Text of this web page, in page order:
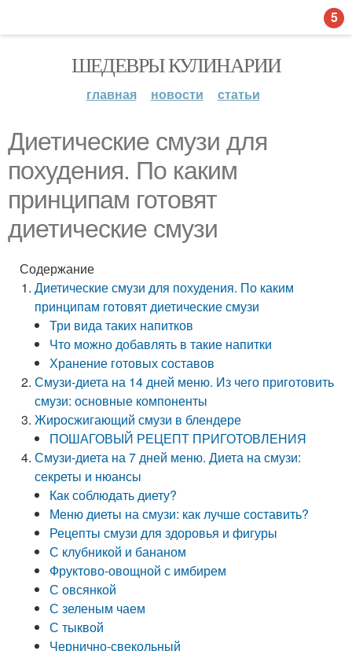
ШЕДЕВРЫ КУЛИНАРИИ
главная новости статьи
Диетические смузи для
похудения. По каким
принципам готовят
диетические смузи
Содержание
Диетические смузи для похудения. По каким
принципам готовят диетические смузи
Три вида таких напитков
Что можно добавлять в такие напитки
Хранение готовых составов
Смузи-диета на 14 дней меню. Из чего приготовить
смузи: основные компоненты
Жиросжигающий смузи в блендере
ПОШАГОВЫЙ РЕЦЕПТ ПРИГОТОВЛЕНИЯ
Смузи-диета на 7 дней меню. Диета на смузи:
секреты и нюансы
Как соблюдать диету?
Меню диеты на смузи: как лучше составить?
Рецепты смузи для здоровья и фигуры
С клубникой и бананом
Фруктово-овощной с имбирем
С овсянкой
С зеленым чаем
С тыквой
Чернично-свекольный
5